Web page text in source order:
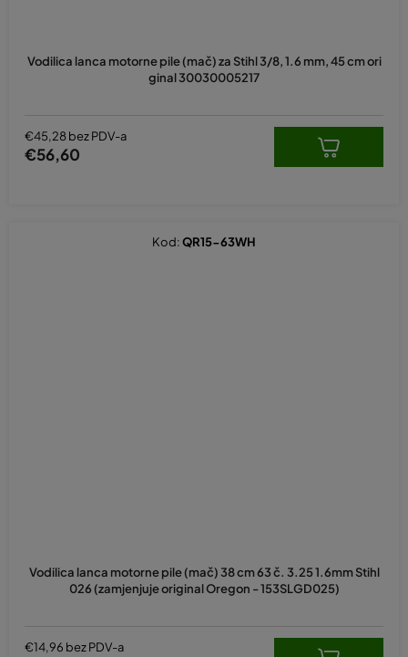
Vodilica lanca motorne pile (mač) za Stihl 3/8, 1.6 mm, 45 cm ori
ginal 30030005217
€45,28 bez PDV-a
€56,60
Vodilica lanca motorne pile (mač) 38 cm 63 č. 3.25 1.6mm Stihl
026 (zamjenjuje original Oregon - 153SLGD025)
€14,96 bez PDV-a
Kod:QR15-63WH